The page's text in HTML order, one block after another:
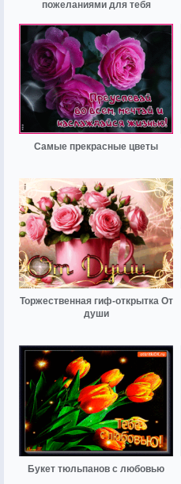
пожеланиями для тебя
Самые прекрасные цветы
Торжественная гиф-открытка От
души
Букет тюльпанов с любовью